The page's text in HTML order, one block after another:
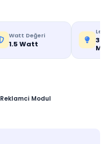
Watt Değeri
1.5 Watt
Led
Reklamci Modul